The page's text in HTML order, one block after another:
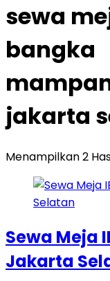
sewa
bangka
jakarta
Menampilkan 2
Sewa Meja
Jakarta